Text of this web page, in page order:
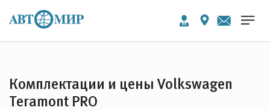
Комплектации и цены Volkswagen
Teramont PRO